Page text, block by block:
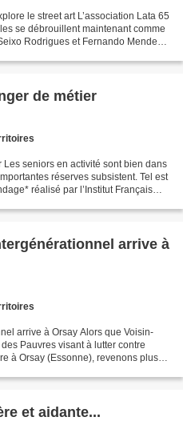
le street art L’association Lata 65
se débrouillent maintenant comme
Rodrigues et Fernando Mendes!
de métier
seniors en activité sont bien dans
réserves subsistent. Tel est
réalisé par l’Institut Français
arrive à
arrive à Orsay Alors que Voisin-
Pauvres visant à lutter contre
à Orsay (Essonne), revenons plus
et aidante...